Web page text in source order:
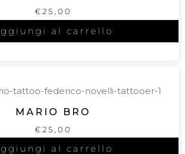
€25,00
al carrello
MARIO BRO
€25,00
al carrello